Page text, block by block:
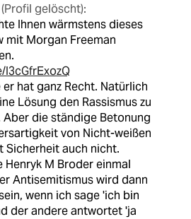
gelöscht):
Ihnen wärmstens dieses
mit Morgan Freeman
I3cGfrExozQ
er hat ganz Recht. Natürlich
Lösung den Rassismus zu
Aber die ständige Betonung
von Nicht-weißen
Sicherheit auch nicht.
Henryk M Broder einmal
Antisemitismus wird dann
wenn ich sage 'ich bin
der andere antwortet 'ja